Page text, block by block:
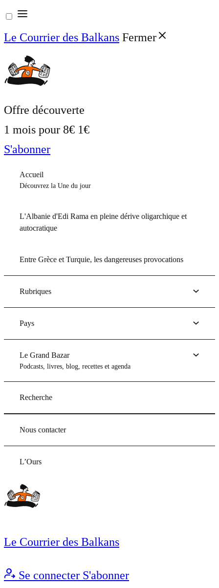
Aller
au
contenu
Le Courrier des Balkans Fermer
Offre découverte
1 mois pour 8€ 1€
S'abonner
Accueil
Découvrez la Une du jour
L'Albanie d'Edi Rama en pleine dérive oligarchique et
autocratique
Entre Grèce et Turquie, les dangereuses provocations
Rubriques
Pays
Le Grand Bazar
Podcasts, livres, blog, recettes et agenda
Recherche
Nous contacter
L’Ours
Le Courrier des Balkans
Se connecter S'abonner